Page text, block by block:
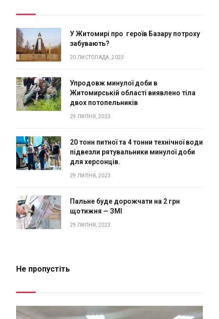
У Житомирі про героїв Базару потроху
забувають?
20 ЛИСТОПАДА, 2023
Упродовж минулої доби в
Житомирській області виявлено тіла
двох потопельників
29 ЛИПНЯ, 2023
20 тонн питної та 4 тонни технічної води
підвезли рятувальники минулої доби
для херсонців.
29 ЛИПНЯ, 2023
Пальне буде дорожчати на 2 грн
щотижня — ЗМІ
29 ЛИПНЯ, 2023
Не пропустіть